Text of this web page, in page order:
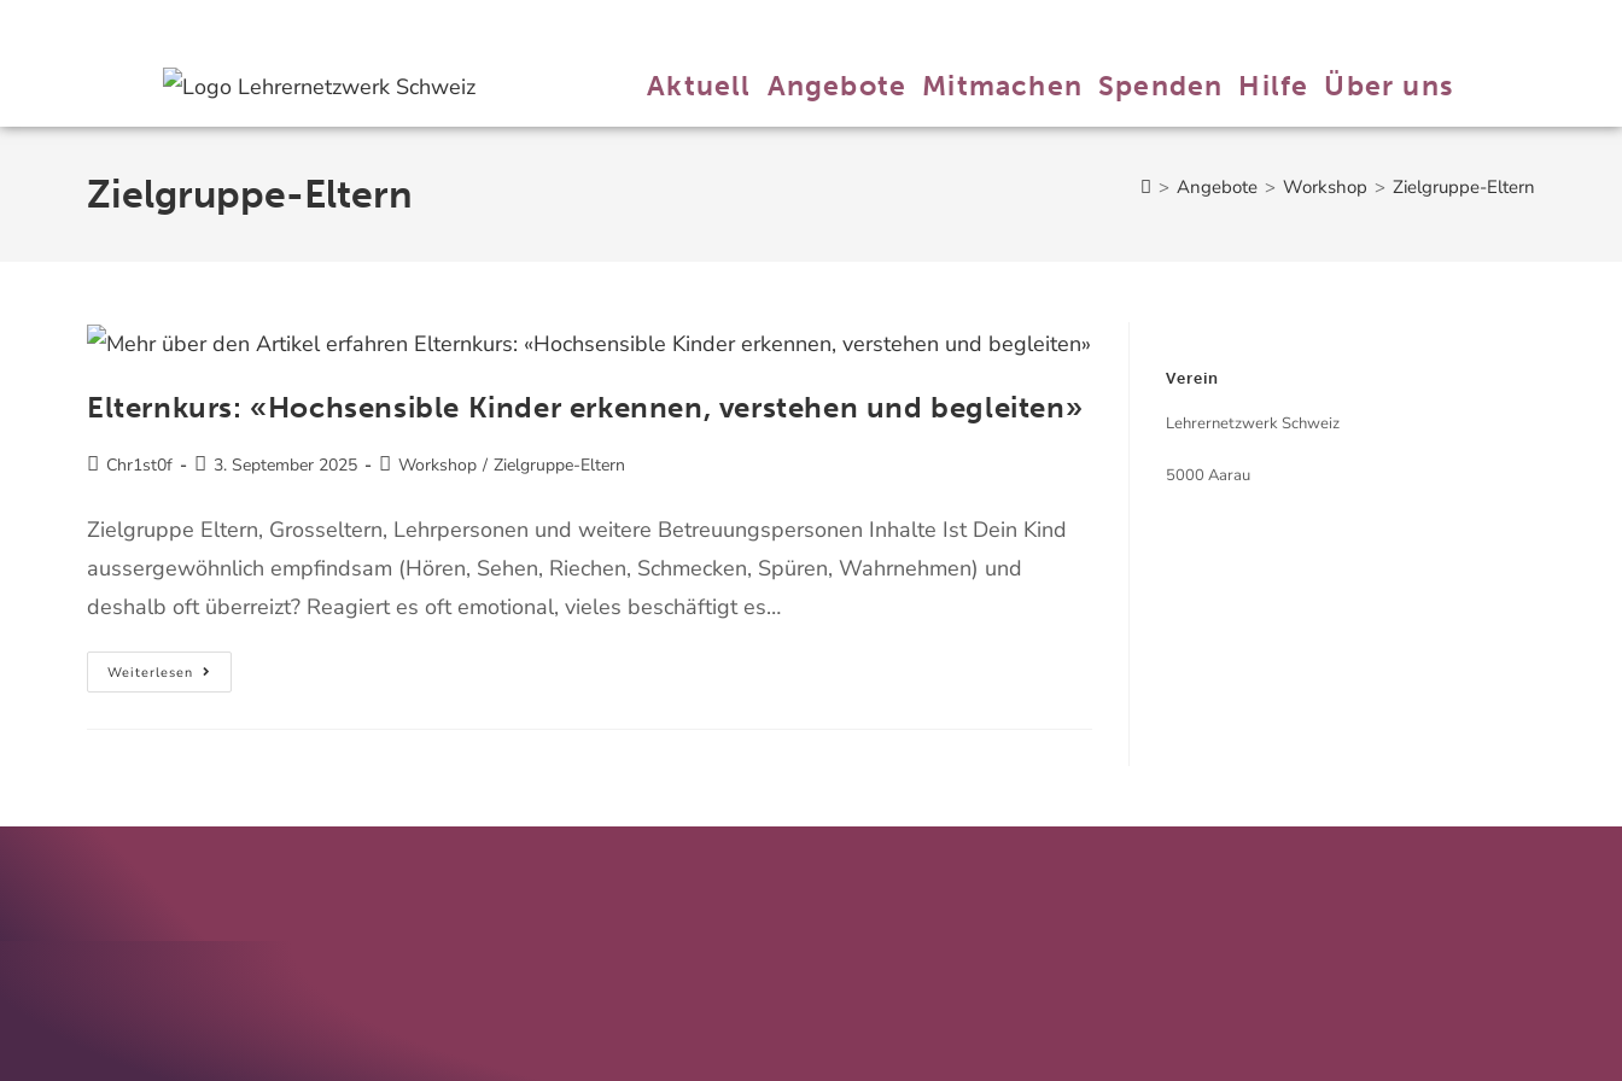
Aktuell Angebote Mitmachen Spenden Hilfe Über uns
Zielgruppe-Eltern > Angebote > Workshop > Zielgruppe-Eltern
Elternkurs: «Hochsensible Kinder erkennen, verstehen und begleiten»
Chr1st0f 3. September 2025 Workshop / Zielgruppe-Eltern
Zielgruppe Eltern, Grosseltern, Lehrpersonen und weitere Betreuungspersonen Inhalte Ist Dein Kind
aussergewöhnlich empfindsam (Hören, Sehen, Riechen, Schmecken, Spüren, Wahrnehmen) und
deshalb oft überreizt? Reagiert es oft emotional, vieles beschäftigt es…
Weiterlesen
Verein
Lehrernetzwerk Schweiz
5000 Aarau